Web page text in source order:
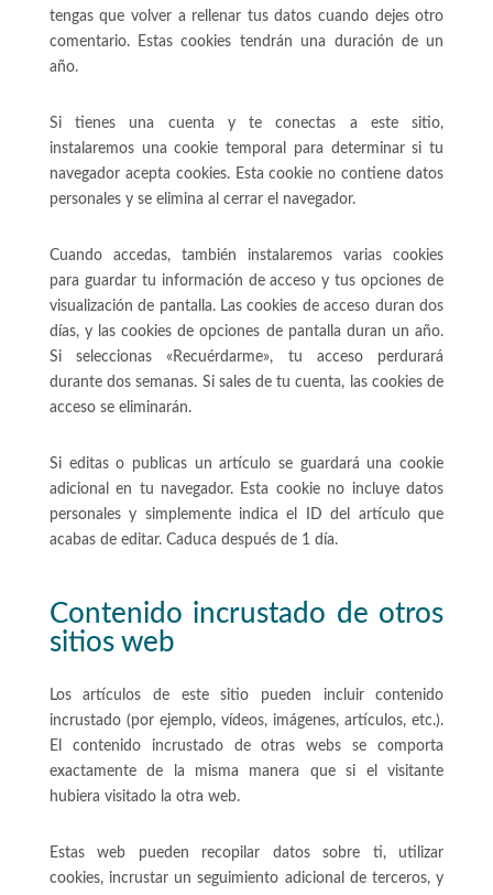
tengas que volver a rellenar tus datos cuando dejes otro
comentario. Estas cookies tendrán una duración de un
año.
Si tienes una cuenta y te conectas a este sitio,
instalaremos una cookie temporal para determinar si tu
navegador acepta cookies. Esta cookie no contiene datos
personales y se elimina al cerrar el navegador.
Cuando accedas, también instalaremos varias cookies
para guardar tu información de acceso y tus opciones de
visualización de pantalla. Las cookies de acceso duran dos
días, y las cookies de opciones de pantalla duran un año.
Si seleccionas «Recuérdarme», tu acceso perdurará
durante dos semanas. Si sales de tu cuenta, las cookies de
acceso se eliminarán.
Si editas o publicas un artículo se guardará una cookie
adicional en tu navegador. Esta cookie no incluye datos
personales y simplemente indica el ID del artículo que
acabas de editar. Caduca después de 1 día.
Contenido incrustado de otros
sitios web
Los artículos de este sitio pueden incluir contenido
incrustado (por ejemplo, vídeos, imágenes, artículos, etc.).
El contenido incrustado de otras webs se comporta
exactamente de la misma manera que si el visitante
hubiera visitado la otra web.
Estas web pueden recopilar datos sobre ti, utilizar
cookies, incrustar un seguimiento adicional de terceros, y